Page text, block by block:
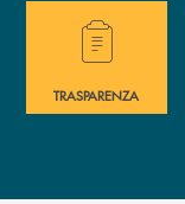
?&nbsp;
Hai bisogno di
TRASPARENZA